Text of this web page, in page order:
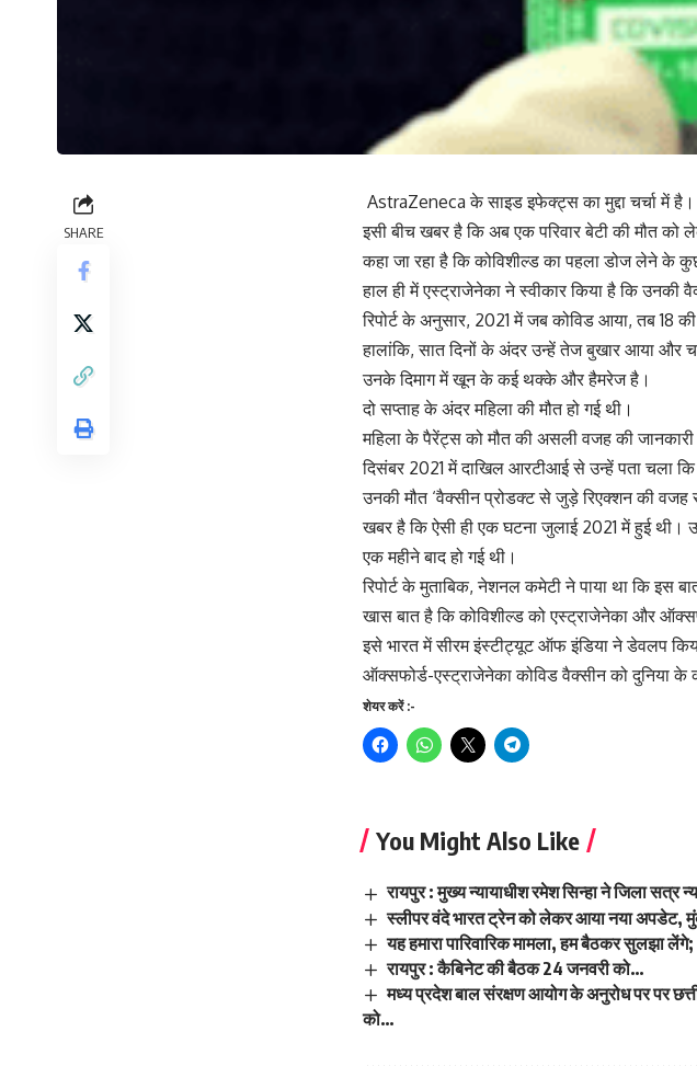
SHARE
AstraZeneca के साइड इफेक्ट्स का मुद्दा चर्चा में है।
इसी बीच खबर है कि अब एक परिवार बेटी की मौत को
कहा जा रहा है कि कोविशील्ड का पहला डोज लेने के कुछ
हाल ही में एस्ट्राजेनेका ने स्वीकार किया है कि
रिपोर्ट के अनुसार, 2021 में जब कोविड आया, तब 18
हालांकि, सात दिनों के अंदर उन्हें तेज बुखार आया और
उनके दिमाग में खून के कई थक्के और हैमरेज है।
दो सप्ताह के अंदर महिला की मौत हो गई थी।
महिला के पैरेंट्स को मौत की असली वजह की
दिसंबर 2021 में दाखिल आरटीआई से उन्हें पता चला कि
उनकी मौत ‘वैक्सीन प्रोडक्ट से जुड़े रिएक्शन की वजह
खबर है कि ऐसी ही एक घटना जुलाई 2021 में हुई थी।
एक महीने बाद हो गई थी।
रिपोर्ट के मुताबिक, नेशनल कमेटी ने पाया था कि इस
खास बात है कि कोविशील्ड को एस्ट्राजेनेका और
इसे भारत में सीरम इंस्टीट्यूट ऑफ इंडिया ने डेवलप
ऑक्सफोर्ड-एस्ट्राजेनेका कोविड वैक्सीन को दुनिया
शेयर करें :-
You Might Also Like
रायपुर : मुख्य न्यायाधीश रमेश सिन्हा ने जिला सत्र
स्लीपर वंदे भारत ट्रेन को लेकर आया नया अपडेट,
यह हमारा पारिवारिक मामला, हम बैठकर सुलझा
रायपुर : कैबिनेट की बैठक 24 जनवरी को…
मध्य प्रदेश बाल संरक्षण आयोग के अनुरोध पर पर
को…